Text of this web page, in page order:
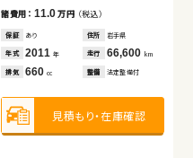
諸費用： 11.0万円 （税込）
保証 あり 住所 岩手県
年式 2011年 走行 66,600 km
排気 660cc 整備 法定整備付
見積もり・在庫確認
諸費用： 17.4万円 （税込）
保証 あり 住所 埼玉県
年式 2011年 走行 72,800 km
排気 2,000 整備 法定整備付
見積もり・在庫確認
諸費用： 7.0万円（税込）
保証 あり 住所
年式 2021年 走行 34,800 km
排気 660cc 整備 法定整備付
見積もり・在庫確認